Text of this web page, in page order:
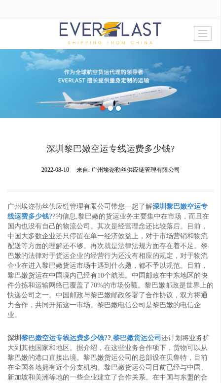
深圳黎巴嫩空运专线运费多少钱?
2022-08-10 来自: 广州埃迩勒丝供应链管理有限公司
广州埃迩勒丝供应链管理有限公司带您一起了解深圳黎巴嫩空运专
线运费多少钱??的信息,黎巴嫩的货运业务主要集中在市场，而且在
国内也没有自己的物流公司。其次是经营理念还比较落后。目前，
中国大多数企业还只停留在单一经济效益上，对于市场营销和物流
配送等方面的理解还不够。再次就是法律法规方面存在着不足。黎
巴嫩的法律对于货运企业的经营行为还没有相应的规定，对于物流
企业在进入黎巴嫩货运市场中遇到什么题，都不予以规范。目前，
黎巴嫩货运在中国境内已经有10个航班。中国邮政在中东地区的快
件分拣和运输网络已覆盖了70%的市场份额。黎巴嫩邮政是世界上的
快递公司之一。中国邮政与黎巴嫩邮政签署了合作协议，双方将通
力合作，共同开拓这一市场。黎巴嫩电信公司是黎巴嫩的电信企
业。
深圳 黎巴嫩空运专线运费多少钱??,黎巴嫩货运公司 还计划将业务扩
大到其他国家和地区。据介绍，在这些业务合作项下，货物可以从
黎巴嫩的港口直接出境。黎巴嫩货运公司的总部设在贝鲁特，目前
在全国各地拥有近个分支机构。黎巴嫩货运公司目前已经与中国、
新加坡和美洲等地的一些企业建立了合作关系。在中国与东盟的合